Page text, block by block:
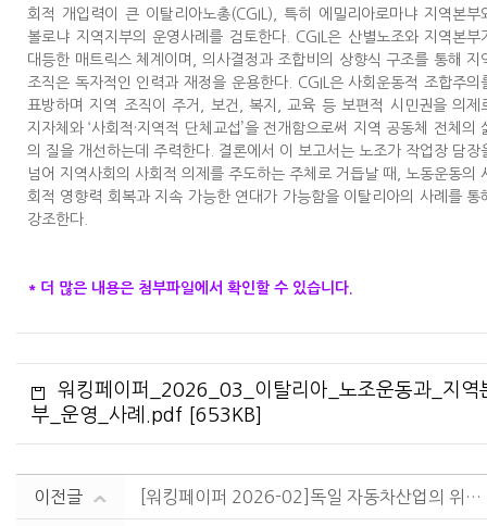
회적 개입력이 큰 이탈리아노총(CGIL), 특히 에밀리아로마냐 지역본부
볼로냐 지역지부의 운영사례를 검토한다. CGIL은 산별노조와 지역본부
대등한 매트릭스 체계이며, 의사결정과 조합비의 상향식 구조를 통해 지
조직은 독자적인 인력과 재정을 운용한다. CGIL은 사회운동적 조합주의
표방하며 지역 조직이 주거, 보건, 복지, 교육 등 보편적 시민권을 의제
지자체와 ‘사회적·지역적 단체교섭’을 전개함으로써 지역 공동체 전체의
의 질을 개선하는데 주력한다. 결론에서 이 보고서는 노조가 작업장 담장
넘어 지역사회의 사회적 의제를 주도하는 주체로 거듭날 때, 노동운동의
회적 영향력 회복과 지속 가능한 연대가 가능함을 이탈리아의 사례를 통
강조한다.
* 더 많은 내용은 첨부파일에서 확인할 수 있습니다.
워킹페이퍼_2026_03_이탈리아_노조운동과_지역
부_운영_사례.pdf [653KB]
이전글 [워킹페이퍼 2026-02]독일 자동차산업의 위기와 도전과제: 정의로운 전환은 어디로 가나?